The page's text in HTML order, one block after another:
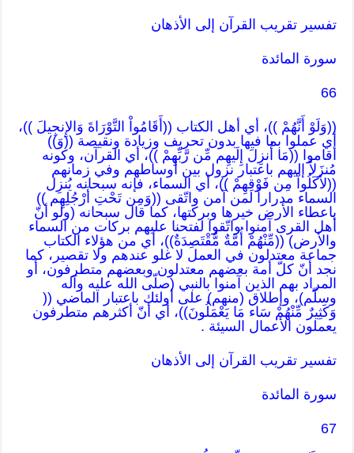
تفسير تقريب القرآن إلى الأذهان
سورة المائدة
66
((وَلَوْ أَنَّهُمْ ))، أي أهل الكتاب ((أَقَامُواْ التَّوْرَاةَ وَالإِنجِيلَ ))،
أي عملوا بما فيها بدون تحريف وزيادة ونقيصة ((وَ))
أقاموا ((مَا أُنزِلَ إِلَيهِم مِّن رَّبِّهِمْ ))، أي القرآن، وكونه
مُنزَلاً إليهم باعتبار نزول بين أوساطهم وفي زمانهم
((لأكَلُواْ مِن فَوْقِهِمْ ))، أي السماء، فإنه سبحانه يُنزِل
السماء مدراراً لمن آمن واتّقى ((وَمِن تَحْتِ أَرْجُلِهِم ))
باعطاء الأرض خيرها وبركتها، كما قال سبحانه (ولو أنّ
أهل القرى آمنوا واتّقوا لفتحنا عليهم بركات من السماء
والأرض) ((مِّنْهُمْ أُمَّةٌ مُّقْتَصِدَةٌ))، أي من هؤلاء الكتاب
جماعة معتدلون في العمل لا غلو عندهم ولا تقصير، كما
نجد أنّ كلّ أمة بعضهم معتدلون وبعضهم متطرفون، أو
المراد بهم الذين آمنوا بالنبي (صلّى الله عليه وآله
وسلّم)، وإطلاق (منهم) على أولئك باعتبار الماضي ((
وَكَثِيرٌ مِّنْهُمْ سَاء مَا يَعْمَلُونَ))، أي أنّ أكثرهم متطرفون
يعملون الأعمال السيئة .
تفسير تقريب القرآن إلى الأذهان
سورة المائدة
67